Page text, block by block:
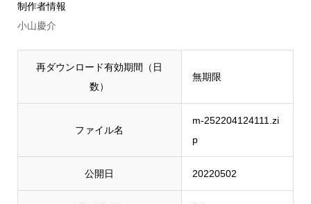
制作者情報
小山慶介
再ダウンロード有効期間（日
数）
無期限
ファイル名
m-252204124111.zi
p
公開日 20220502